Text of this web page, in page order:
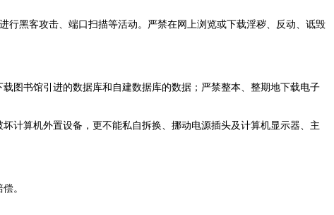
黑客攻击、端口扫描等活动。严禁在网上浏览或下载淫秽、反动、诋毁
书馆引进的数据库和自建数据库的数据；严禁整本、整期地下载电子
算机外置设备，更不能私自拆换、挪动电源插头及计算机显示器、主
。